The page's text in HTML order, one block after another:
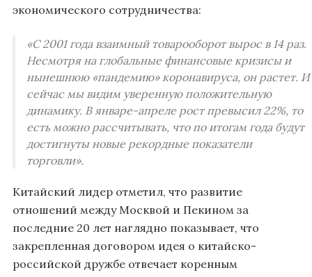
экономического сотрудничества:
«С 2001 года взаимный товарооборот вырос в 14 раз.
Несмотря на глобальные финансовые кризисы и
нынешнюю «пандемию» коронавируса, он растет. И
сейчас мы видим уверенную положительную
динамику. В январе-апреле рост превысил 22%, то
есть можно рассчитывать, что по итогам года будут
достигнуты новые рекордные показатели
торговли».
Китайский лидер отметил, что развитие
отношений между Москвой и Пекином за
последние 20 лет наглядно показывает, что
закрепленная договором идея о китайско-
российской дружбе отвечает коренным